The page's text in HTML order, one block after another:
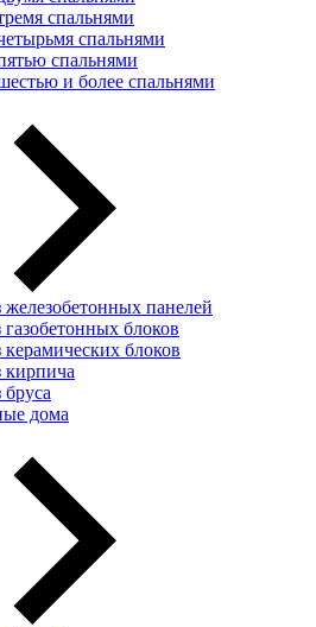
спальнями
спальнями
спальнями
и более спальнями
панелей
блоков
блоков
кирпича
дома